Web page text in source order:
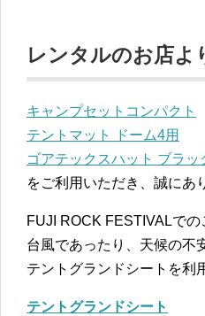
レンタルのお店よ
キャンプセットコンパクト
テントマット ドーム4用
ゴアテックスハット ブラッ
をご利用いただき、誠にあ
FUJI ROCK FESTIVALで
台風であったり、天候の不
テントグランドシートを利
テントグランドシート